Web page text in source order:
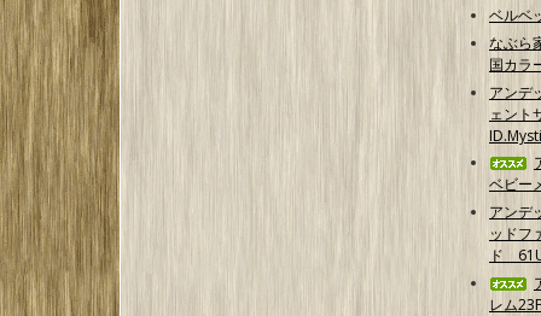
ベルベ
なぶら
国カラ
アンデ
ェント
ベビー
アンデ
ッドフ
ド
レム